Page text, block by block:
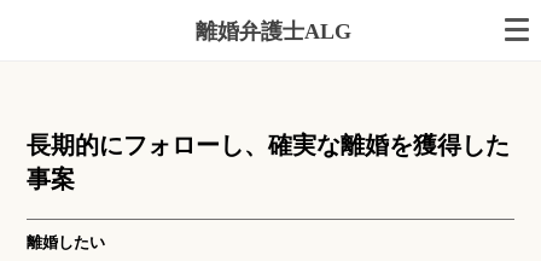
離婚弁護士ALG
長期的にフォローし、確実な離婚を獲得した
事案
離婚したい